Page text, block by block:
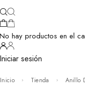
hay productos en el
sesión
Inicio Tienda
Anillo